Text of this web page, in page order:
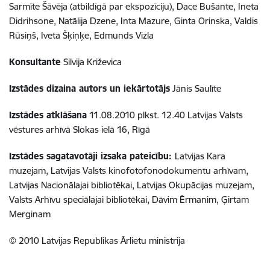
Sarmīte Šāvēja (atbildīgā par ekspozīciju), Dace Bušante, Ineta
Didrihsone, Natālija Dzene, Inta Mazure, Ginta Orinska, Valdis
Rūsiņš, Iveta Šķiņķe, Edmunds Vizla
Konsultante Silvija Križevica
Izstādes dizaina autors un iekārtotājs Jānis Saulīte
Izstādes atklāšana 11.08.2010 plkst. 12.40 Latvijas Valsts
vēstures arhīvā Slokas ielā 16, Rīgā
Izstādes sagatavotāji izsaka pateicību: Latvijas Kara
muzejam, Latvijas Valsts kinofotofonodokumentu arhīvam,
Latvijas Nacionālajai bibliotēkai, Latvijas Okupācijas muzejam,
Valsts Arhīvu speciālajai bibliotēkai, Dāvim Ērmanim, Ģirtam
Merginam
© 2010 Latvijas Republikas Ārlietu ministrija